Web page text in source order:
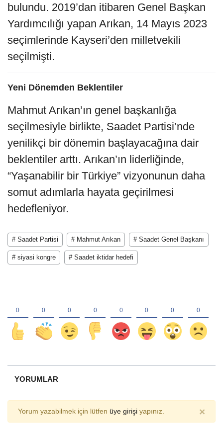
bulundu. 2019’dan itibaren Genel Başkan
Yardımcılığı yapan Arıkan, 14 Mayıs 2023
seçimlerinde Kayseri’den milletvekili
seçilmişti.
Yeni Dönemden Beklentiler
Mahmut Arıkan’ın genel başkanlığa
seçilmesiyle birlikte, Saadet Partisi’nde
yenilikçi bir dönemin başlayacağına dair
beklentiler arttı. Arıkan’ın liderliğinde,
“Yaşanabilir bir Türkiye” vizyonunun daha
somut adımlarla hayata geçirilmesi
hedefleniyor.
# Saadet Partisi # Mahmut Arıkan # Saadet Genel Başkanı
# siyasi kongre # Saadet iktidar hedefi
YORUMLAR
Yorum yazabilmek için lütfen üye girişi yapınız. ×